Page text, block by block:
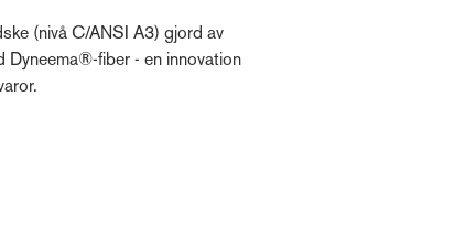
(nivå C/ANSI A3) gjord av
Dyneema®-fiber - en innovation